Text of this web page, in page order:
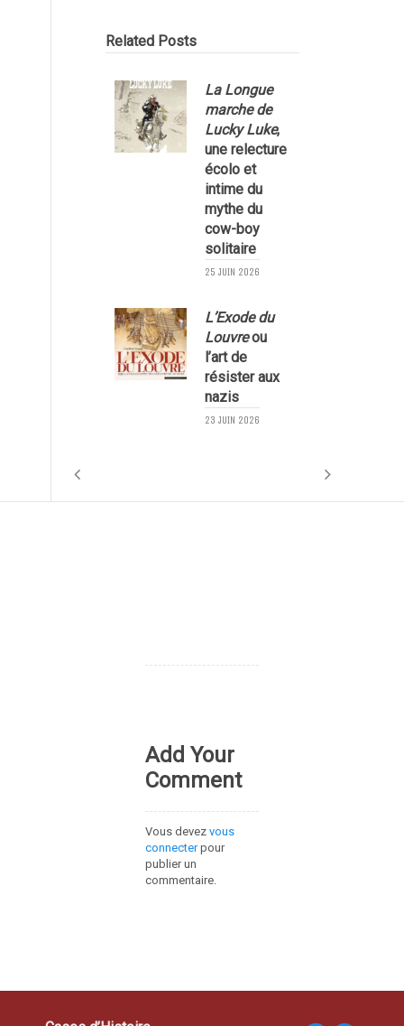
Related Posts
La Longue
marche de
Lucky Luke,
une relecture
écolo et
intime du
mythe du
cow-boy
solitaire
25 JUIN 2026
L’Exode du
Louvreou
l’art de
résister aux
nazis
23 JUIN 2026
Add Your
Comment
Vous devez vous
connecterpour
publier un
commentaire.